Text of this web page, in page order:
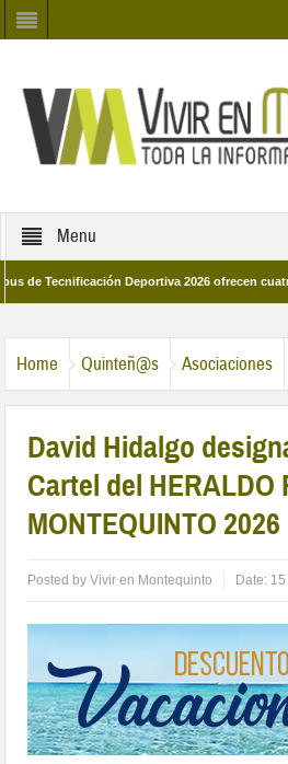
Menu
Deportiva 2026 ofrecen cuatro
Home Quinteñ@s Asociaciones
David Hidalgo
Cartel del HERALDO
MONTEQUINTO 2026
Posted byVivir en Montequinto Date: